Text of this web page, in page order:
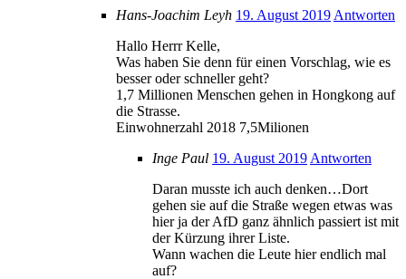
Hans-Joachim Leyh 19. August 2019 Antworten
Hallo Herrr Kelle,
Was haben Sie denn für einen Vorschlag, wie es
besser oder schneller geht?
1,7 Millionen Menschen gehen in Hongkong auf
die Strasse.
Einwohnerzahl 2018 7,5Milionen
Inge Paul 19. August 2019 Antworten
Daran musste ich auch denken…Dort
gehen sie auf die Straße wegen etwas was
hier ja der AfD ganz ähnlich passiert ist mit
der Kürzung ihrer Liste.
Wann wachen die Leute hier endlich mal
auf?